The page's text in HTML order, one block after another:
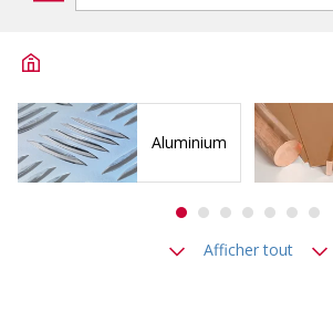
Aluminium
Afficher tout